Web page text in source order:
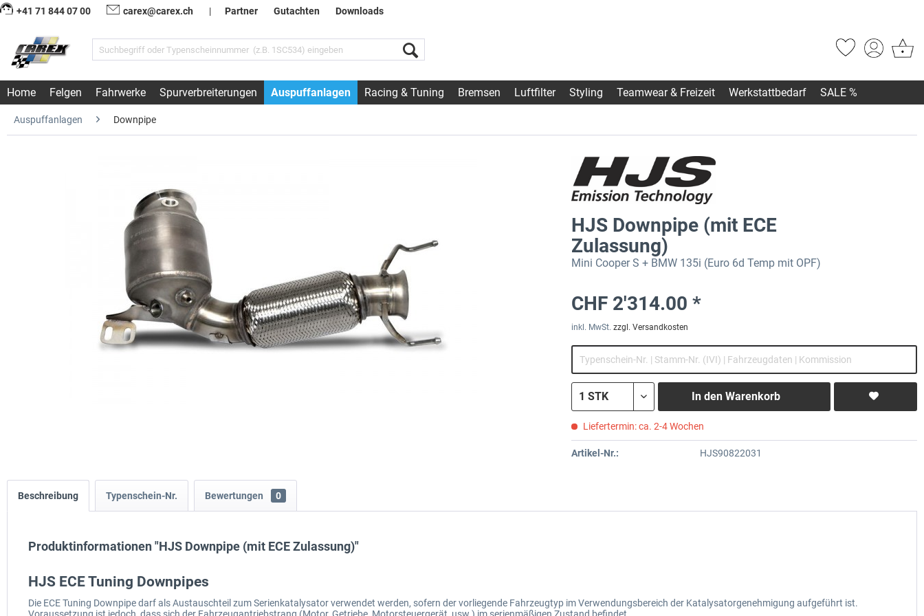
+41 71 844 07 00 carex@carex.ch | Partner Gutachten Downloads
Home Felgen Fahrwerke Spurverbreiterungen Auspuffanlagen Racing & Tuning Bremsen Luftfilter Styling Teamwear & Freizeit Werkstattbedarf SALE %
Auspuffanlagen Downpipe
HJS Downpipe (mit ECE
Zulassung)
Mini Cooper S + BMW 135i (Euro 6d Temp mit OPF)
CHF 2'314.00 *
inkl. MwSt. zzgl. Versandkosten
In den Warenkorb
Liefertermin: ca. 2-4 Wochen
Artikel-Nr.: HJS90822031
Beschreibung Typenschein-Nr. Bewertungen 0
Produktinformationen "HJS Downpipe (mit ECE Zulassung)"
HJS ECE Tuning Downpipes
Die ECE Tuning Downpipe darf als Austauschteil zum Serienkatalysator verwendet werden, sofern der vorliegende Fahrzeugtyp im Verwendungsbereich der Katalysatorgenehmigung aufgeführt ist.